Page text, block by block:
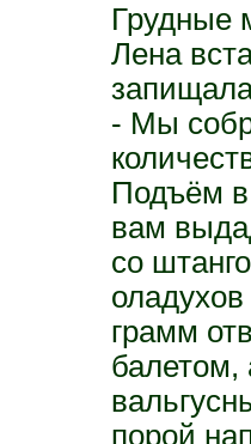
Грудные
Лена
- Мы
Подъём в
вам
со
грамм
балетом,
порой